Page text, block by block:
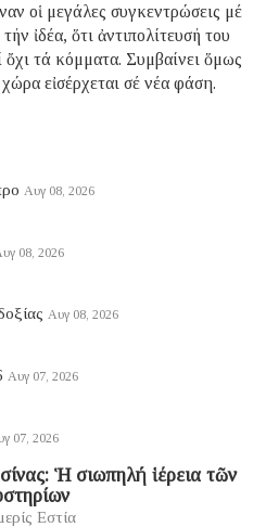
οἱ μεγάλες συγκεντρώσεις μέ
ἰδέα, ὅτι ἀντιπολίτευσή του
ὄχι τά κόμματα. Συμβαίνει ὅμως
εἰσέρχεται σέ νέα φάση.
Αυγ 08, 2026
08, 2026
Αυγ 08, 2026
Αυγ 07, 2026
07, 2026
Ἡ σιωπηλή ἱέρεια τῶν
Εστία